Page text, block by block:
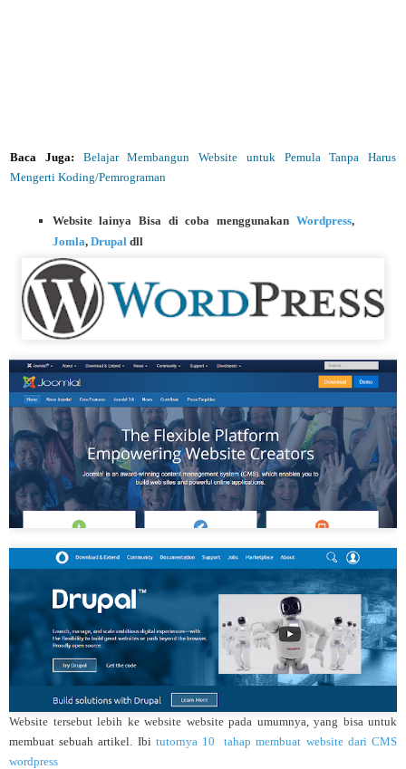
Baca Juga:
Belajar Membangun Website untuk Pemula Tanpa Harus
Mengerti Koding/Pemrograman
Website lainya Bisa di coba menggunakan Wordpress,
Jomla, Drupal dll
Website tersebut lebih ke website website pada umumnya, yang bisa untuk
membuat sebuah artikel. Ibi tutornya 10 tahap membuat website dari CMS
wordpress